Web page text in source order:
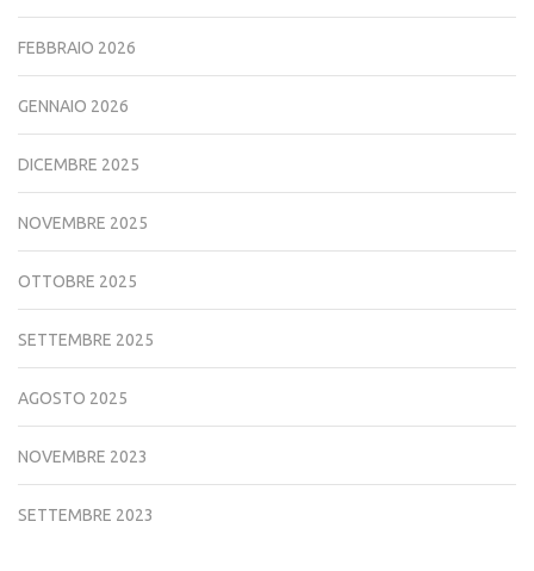
FEBBRAIO 2026
GENNAIO 2026
DICEMBRE 2025
NOVEMBRE 2025
OTTOBRE 2025
SETTEMBRE 2025
AGOSTO 2025
NOVEMBRE 2023
SETTEMBRE 2023